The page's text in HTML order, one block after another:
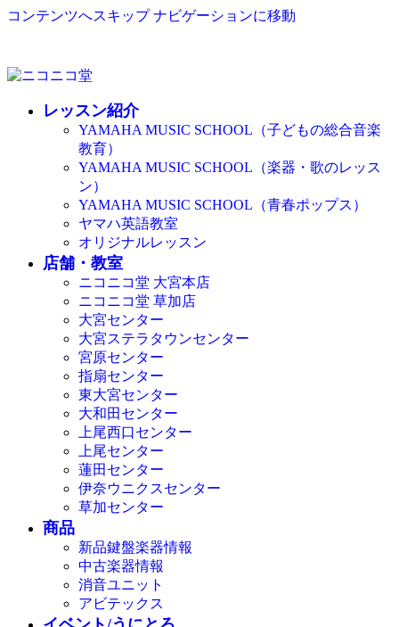
コンテンツへスキップ ナビゲーションに移動
レッスン紹介
YAMAHA MUSIC SCHOOL（子どもの総合音楽
教育）
YAMAHA MUSIC SCHOOL（楽器・歌のレッス
ン）
YAMAHA MUSIC SCHOOL（青春ポップス）
ヤマハ英語教室
オリジナルレッスン
店舗・教室
ニコニコ堂 大宮本店
ニコニコ堂 草加店
大宮センター
大宮ステラタウンセンター
宮原センター
指扇センター
東大宮センター
大和田センター
上尾西口センター
上尾センター
蓮田センター
伊奈ウニクスセンター
草加センター
商品
新品鍵盤楽器情報
中古楽器情報
消音ユニット
アビテックス